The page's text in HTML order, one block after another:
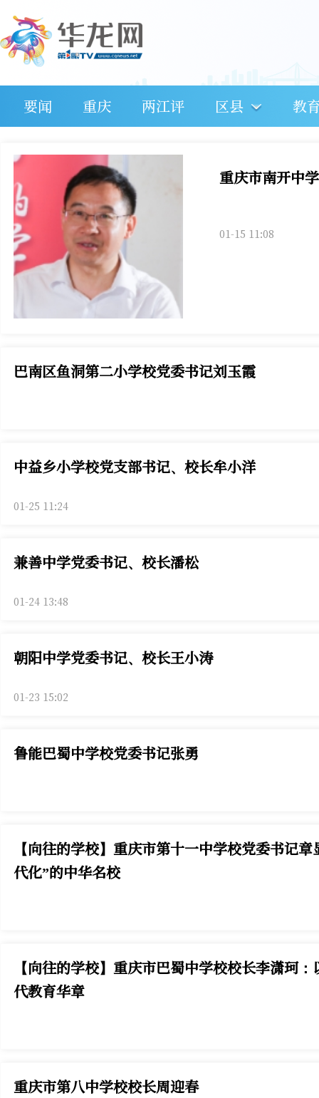
要闻 重庆 两江评 区县 教
重庆市南开中
01-15 11:08
巴南区鱼洞第二小学校党委书记刘玉霞
中益乡小学校党支部书记、校长牟小洋
01-25 11:24
兼善中学党委书记、校长潘松
01-24 13:48
朝阳中学党委书记、校长王小涛
01-23 15:02
鲁能巴蜀中学校党委书记张勇
【向往的学校】重庆市第十一中学校党委书记
代化”的中华名校
【向往的学校】重庆市巴蜀中学校校长李潇珂
代教育华章
重庆市第八中学校校长周迎春